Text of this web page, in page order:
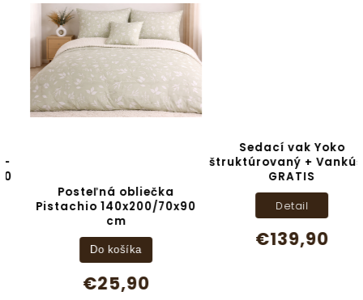
Posteľná obliečka
Pistachio 140x200/70x90
€25,90
Do košíka
Sedací vak Yoko
štruktúrovaný + Vankúšik
GRATIS
€139,90
Detail